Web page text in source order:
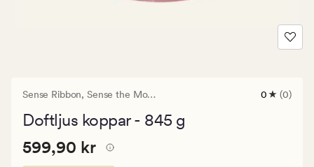
Sense Ribbon,Sense the Moment
0
0 (0)
Doftljus koppar - 845 g
Pris
599,90
Pris 599,90 kr
599,90 kr